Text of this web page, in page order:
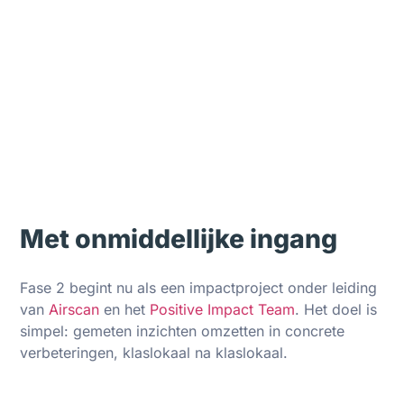
Met onmiddellijke ingang
Fase 2 begint nu als een impactproject onder leiding
van Airscan en het Positive Impact Team. Het doel is
simpel: gemeten inzichten omzetten in concrete
verbeteringen, klaslokaal na klaslokaal.